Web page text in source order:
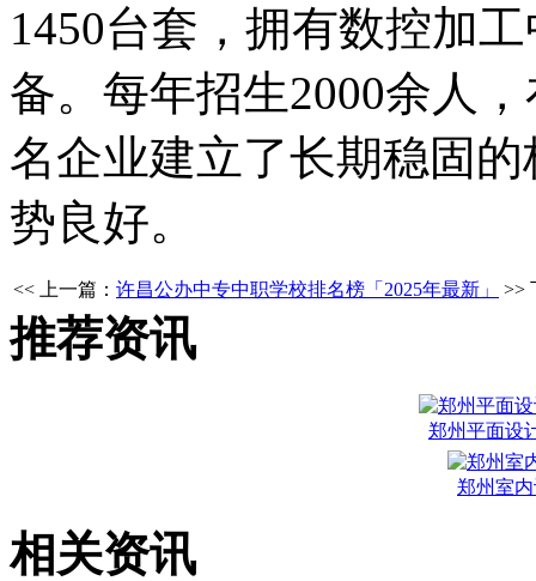
1450台套，拥有数控加
备。每年招生2000余人
名企业建立了长期稳固
势良好。
<< 上一篇： 许昌公办中专中职学校排名榜「2025年最新」 >>
推荐资讯
郑州平面设
郑州室
相关资讯